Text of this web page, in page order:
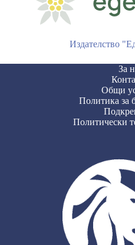
Издателство
За
Общи
Политика за
Политически